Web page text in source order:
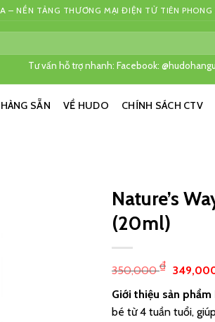
– NỀN TẢNG THƯƠNG MẠI ĐIỆN TỬ TIÊN
Tư vấn hỗ trợ nhanh: Facebook:
HÀNG SẴN VỀ HUDO CHÍNH SÁCH CTV
Nature’s
(20ml)
350,000₫
Giới thiệu sản phẩm
bé từ 4 tuần tuổi,